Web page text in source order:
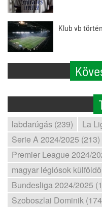
Klub vb
labdarúgás (239)
La
Serie A 2024/2025 (213)
Premier League 2024/
magyar légiósok
Bundesliga 2024/2025
Szoboszlai Dominik